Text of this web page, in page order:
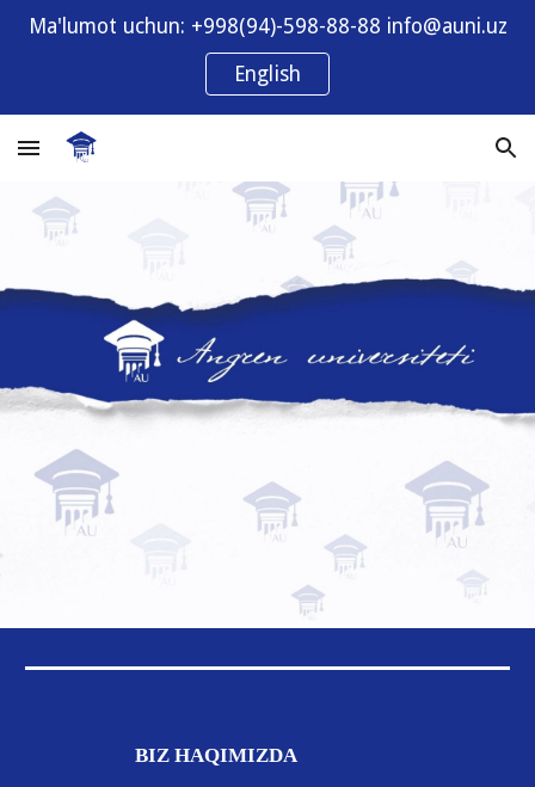
Ma'lumot uchun: +998(94)-598-88-88 info@auni.uz
English
BIZ HAQIMIZDA